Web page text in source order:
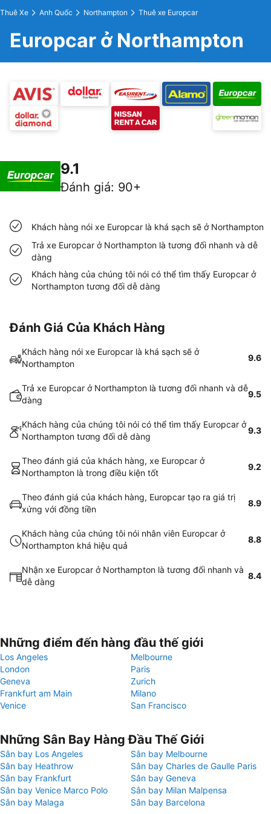
Thuê Xe Anh Quốc Northampton Thuê xe Europcar
Europcar ở Northampton
9.1
Đánh giá: 90+
Khách hàng nói xe Europcar là khá sạch sẽ ở Northampton
Trả xe Europcar ở Northampton là tương đối nhanh và dễ
dàng
Khách hàng của chúng tôi nói có thể tìm thấy Europcar ở
Northampton tương đối dễ dàng
Đánh Giá Của Khách Hàng
Khách hàng nói xe Europcar là khá sạch sẽ ở
Northampton
9.6
Trả xe Europcar ở Northampton là tương đối nhanh và dễ
dàng
9.5
Khách hàng của chúng tôi nói có thể tìm thấy Europcar ở
Northampton tương đối dễ dàng
9.3
Theo đánh giá của khách hàng, xe Europcar ở
Northampton là trong điều kiện tốt
9.2
Theo đánh giá của khách hàng, Europcar tạo ra giá trị
xứng với đồng tiền
8.9
Khách hàng của chúng tôi nói nhân viên Europcar ở
Northampton khá hiệu quả
8.8
Nhận xe Europcar ở Northampton là tương đối nhanh và
dễ dàng
8.4
Những điểm đến hàng đầu thế giới
Los Angeles
Melbourne
London
Paris
Geneva
Zurich
Frankfurt am Main
Milano
Venice
San Francisco
Những Sân Bay Hàng Đầu Thế Giới
Sân bay Los Angeles
Sân bay Melbourne
Sân bay Heathrow
Sân bay Charles de Gaulle Paris
Sân bay Frankfurt
Sân bay Geneva
Sân bay Venice Marco Polo
Sân bay Milan Malpensa
Sân bay Malaga
Sân bay Barcelona